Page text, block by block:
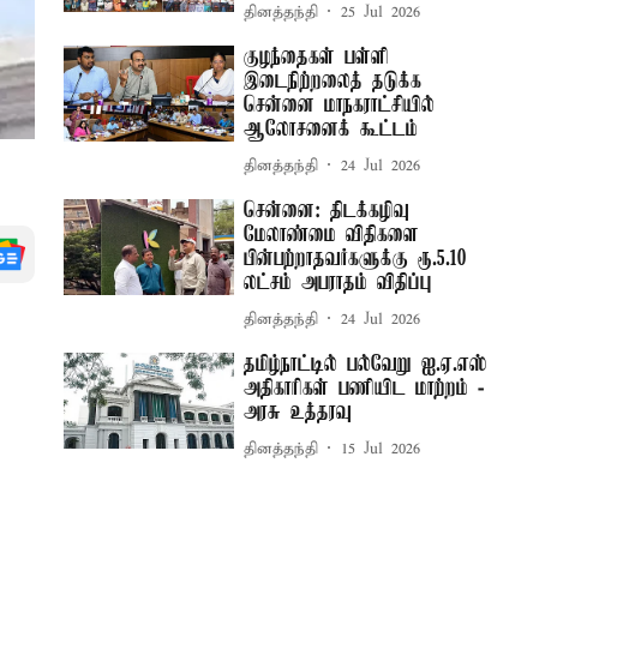
தினத்தந்தி 25 Jul 2026
குழந்தைகள் பள்ளி
இடைநிற்றலைத் தடுக்க
சென்னை மாநகராட்சியில்
ஆலோசனைக் கூட்டம்
தினத்தந்தி 24 Jul 2026
சென்னை: திடக்கழிவு
மேலாண்மை விதிகளை
பின்பற்றாதவர்களுக்கு ரூ.5.10
லட்சம் அபராதம் விதிப்பு
தினத்தந்தி 24 Jul 2026
தமிழ்நாட்டில் பல்வேறு ஐ.ஏ.எஸ்
அதிகாரிகள் பணியிட மாற்றம் -
அரசு உத்தரவு
தினத்தந்தி 15 Jul 2026